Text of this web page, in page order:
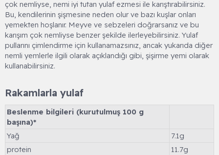
çok nemliyse, nemi iyi tutan yulaf ezmesi ile karıştırabilirsiniz.
Bu, kendilerinin şişmesine neden olur ve bazı kuşlar onları
yemekten hoşlanır. Meyve ve sebzeleri doğrarsanız ve bu
karışım çok nemliyse benzer şekilde ilerleyebilirsiniz. Yulaf
pullarını çimlendirme için kullanamazsınız, ancak yukarıda diğer
nemli yemlerle ilgili olarak açıklandığı gibi, şişirme yemi olarak
kullanabilirsiniz.
Rakamlarla yulaf​
Beslenme bilgileri (kurutulmuş 100 g
başına)*
Yağ
7.1g
protein
11.7g